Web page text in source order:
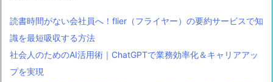
読書時間がない会社員へ！flier（フライヤー）の要約サービスで知
識を最短吸収する方法
社会人のためのAI活用術｜ChatGPTで業務効率化＆キャリアアッ
プを実現